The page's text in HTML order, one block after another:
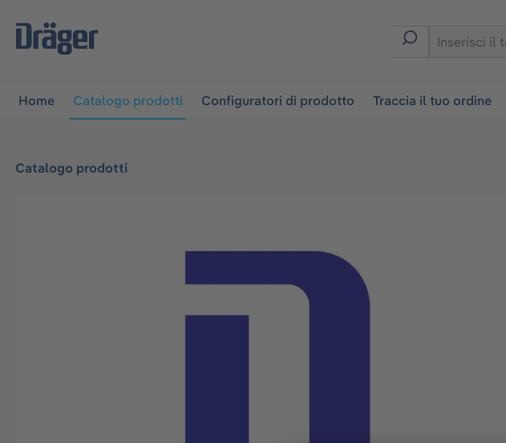
navigazione principale
Home Catalogo prodotti Configuratori di prodotto Traccia il tuo ordine
Catalogo prodotti